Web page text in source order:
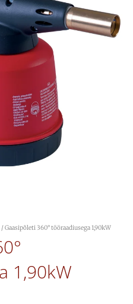
/ Gaasipõleti 360° tööraadiusega 1,90kW
1,90kW